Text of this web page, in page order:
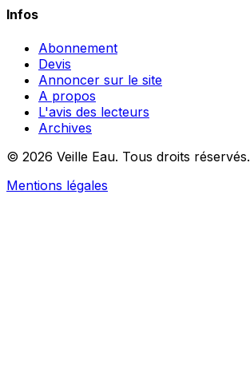
Infos
Abonnement
Devis
Annoncer sur le site
A propos
L'avis des lecteurs
Archives
© 2026 Veille Eau. Tous droits réservés.
Mentions légales